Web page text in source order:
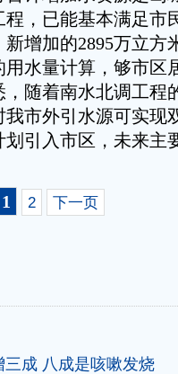
，已能基本满足市
增加的2895万立方
水量计算，够市区
随着南水北调工程
市外引水源可实现
引入市区，未来主
1
2 下一页
成 八成是咳嗽发烧